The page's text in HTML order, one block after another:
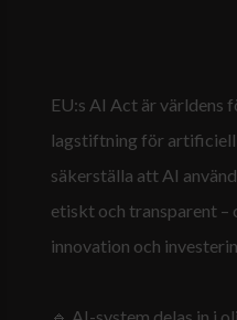
EU:s AI Act är världens
lagstiftning för
säkerställa att AI
etiskt och transparent –
innovation och
🔹 AI-system delas in i